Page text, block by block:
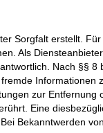
Sorgfalt erstellt.
Als
Nach §§
zur
Eine
Bekanntwerden